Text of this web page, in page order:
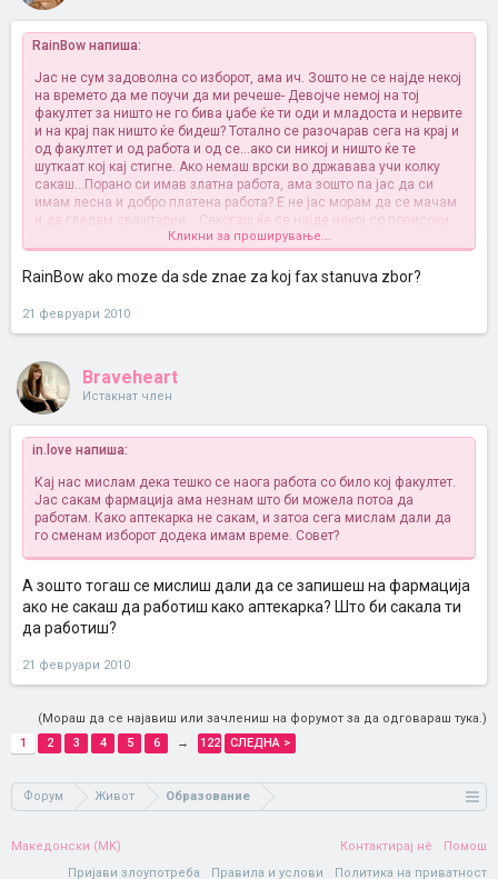
RainBow напиша:
Јас не сум задоволна со изборот, ама ич. Зошто не се најде некој
на времето да ме поучи да ми речеше- Девојче немој на тој
факултет за ништо не го бива џабе ќе ти оди и младоста и нервите
и на крај пак ништо ќе бидеш? Тотално се разочарав сега на крај и
од факултет и од работа и од се...ако си никој и ништо ќе те
шуткаат кој кај стигне. Ако немаш врски во државава учи колку
сакаш...Порано си имав златна работа, ама зошто па јас да си
имам лесна и добро платена работа? Е не јас морам да се мачам
и да гледам сваштарии... Секогаш ќе се најде некој со повисоки
врски и тоа ти е. Трпи си!Кликни за проширување...
RainBow ako moze da sde znae za koj fax stanuva zbor?
21 февруари 2010
Braveheart
Истакнат член
in.love напиша:
Кај нас мислам дека тешко се наога работа со било кој факултет.
Јас сакам фармација ама незнам што би можела потоа да
работам. Како аптекарка не сакам, и затоа сега мислам дали да
го сменам изборот додека имам време. Совет?
А зошто тогаш се мислиш дали да се запишеш на фармација
ако не сакаш да работиш како аптекарка? Што би сакала ти
да работиш?
21 февруари 2010
(Мораш да се најавиш или зачлениш на форумот за да одговараш тука.)
1
2 3 4 5 6 → 122 СЛЕДНА >
Форум Живот Образование
Македонски (MK) Контактирај нè
Помош
Пријави злоупотреба
Правила и услови Политика на приватност